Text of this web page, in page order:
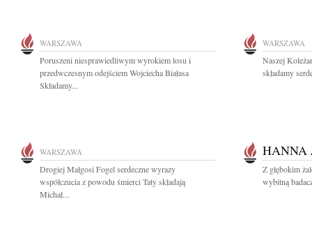
WARSZAWA
Poruszeni niesprawiedliwym wyrokiem losu i
przedwczesnym odejściem Wojciecha Białasa
Składamy...
WARSZAWA
Naszej
składamy
WARSZAWA
Drogiej Małgosi Fogel serdeczne wyrazy
współczucia z powodu śmierci Taty składają
Michał...
HANNA
Z głębokim
wybitną